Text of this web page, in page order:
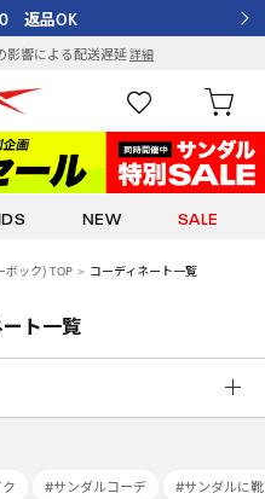
返品OK
影響による配送遅延詳細
NEW SALE
ボック) TOP コーディネート一覧
ト一覧
#サンダルコーデ #サンダルに